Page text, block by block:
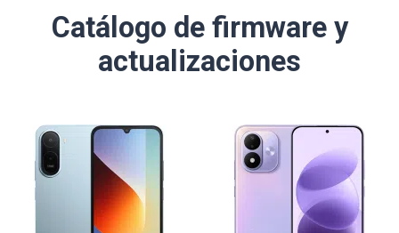
Catálogo de firmware y
actualizaciones